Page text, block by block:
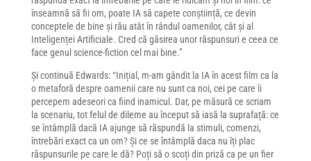
înseamnă să fii om, poate IA să capete conștiință, ce devin
conceptele de bine și rău atât în rândul oamenilor, cât și al
Inteligenței Artificiale. Cred că găsirea unor răspunsuri e ceea ce
face genul science-fiction cel mai bine.”
Și continuă Edwards: “Inițial, m-am gândit la IA în acest film ca la
o metaforă despre oamenii care nu sunt ca noi, cei pe care îi
percepem adeseori ca fiind inamicul. Dar, pe măsură ce scriam
la scenariu, tot felul de dileme au început să iasă la suprafață: ce
se întâmplă dacă IA ajunge să răspundă la stimuli, comenzi,
întrebări exact ca un om? Și ce se întâmplă daca nu îți plac
răspunsurile pe care le dă? Poți să o scoți din priză ca pe un fier